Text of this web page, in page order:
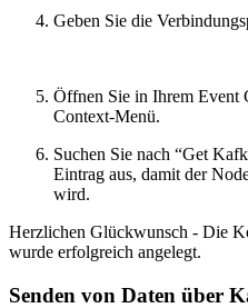
Geben Sie die
Öffnen Sie in Ihrem Event
Context-Menü.
Suchen Sie nach “Get
Eintrag aus, damit der
wird.
Herzlichen Glückwunsch - Die
wurde erfolgreich angelegt.
Senden von Daten über